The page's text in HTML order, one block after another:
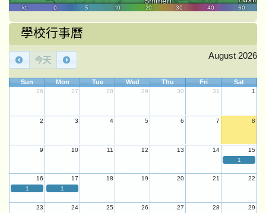
學校行事曆
今天 August 2026
Sun Mon Tue Wed Thu Fri Sat
26 27 28 29 30 31 1
2 3 4 5 6 7 8
9 10 11 12 13 14
15
1
16 17 18 19 20 21
22
1
1
23 24 25 26 27 28
29